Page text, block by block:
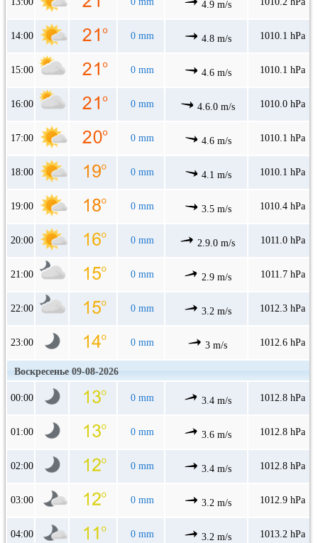
4.9 m/s
14:00 0 mm 4.8 m/s 1010.1 hPa
15:00 0 mm 4.6 m/s 1010.1 hPa
16:00 0 mm 4.6.0 m/s 1010.0 hPa
17:00 0 mm 4.6 m/s 1010.1 hPa
18:00 0 mm 4.1 m/s 1010.1 hPa
19:00 0 mm 3.5 m/s 1010.4 hPa
20:00 0 mm 2.9.0 m/s 1011.0 hPa
21:00 0 mm 2.9 m/s 1011.7 hPa
22:00 0 mm 3.2 m/s 1012.3 hPa
23:00 0 mm 3 m/s 1012.6 hPa
Воскресенье 09-08-2026
00:00 0 mm 3.4 m/s 1012.8 hPa
01:00 0 mm 3.6 m/s 1012.8 hPa
02:00 0 mm 3.4 m/s 1012.8 hPa
03:00 0 mm 3.2 m/s 1012.9 hPa
04:00 0 mm 3.2 m/s 1013.2 hPa